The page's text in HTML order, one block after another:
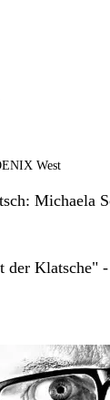
West
Michaela
der Klatsche"